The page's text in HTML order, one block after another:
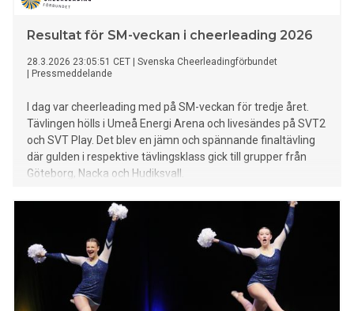
Resultat för SM-veckan i cheerleading 2026
28.3.2026 23:05:51 CET
Svenska Cheerleadingförbundet
Pressmeddelande
I dag var cheerleading med på SM-veckan för tredje året.
Tävlingen hölls i Umeå Energi Arena och livesändes på SVT2
och SVT Play. Det blev en jämn och spännande finaltävling
där gulden i respektive tävlingsklass gick till grupper från
Göteborg, Nacka och Hudiksvall.